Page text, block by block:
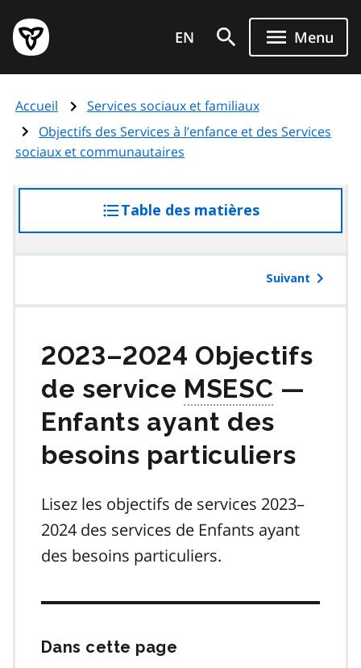
au
contenu
principal
Page
d'accueil
de
l'Ontario
EN Menu
Accueil
Services sociaux et familiaux
Objectifs des Services à l’enfance et des Services
sociaux et communautaires
Table des matières
à
table
Suivant
2023–2024 Objectifs
de service MSESC —
Enfants ayant des
besoins particuliers
Lisez les objectifs de services 2023–
2024 des services de Enfants ayant
des besoins particuliers.
Dans cette page